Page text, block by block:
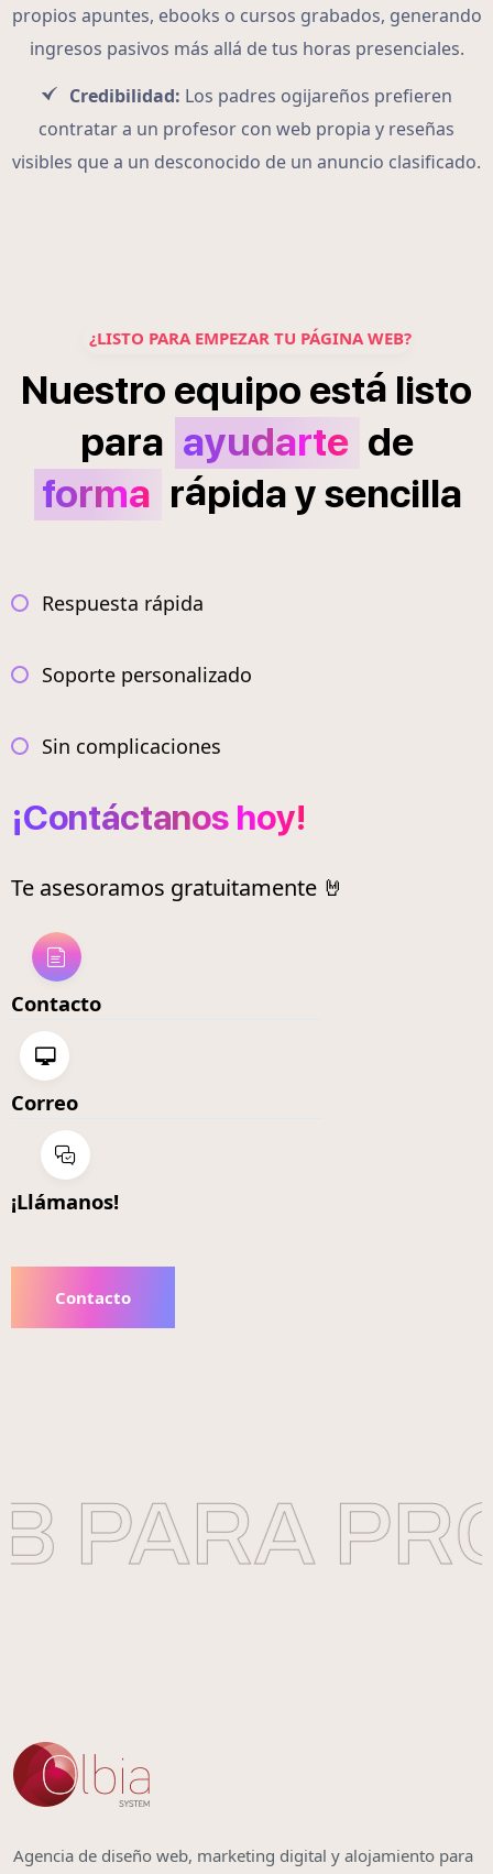
propios apuntes, ebooks o cursos grabados, generando
ingresos pasivos más allá de tus horas presenciales.
Credibilidad: Los padres ogijareños prefieren
contratar a un profesor con web propia y reseñas
visibles que a un desconocido de un anuncio clasificado.
¿LISTO PARA EMPEZAR TU PÁGINA WEB?
Nuestro equipo está listo
para ayudarte de
forma rápidaysencilla
Respuesta rápida
Soporte personalizado
Sin complicaciones
¡Contáctanos hoy!
Te asesoramos gratuitamente 🤘
Contacto
Correo
¡Llámanos!
Contacto
Agencia de diseño web, marketing digital y alojamiento para